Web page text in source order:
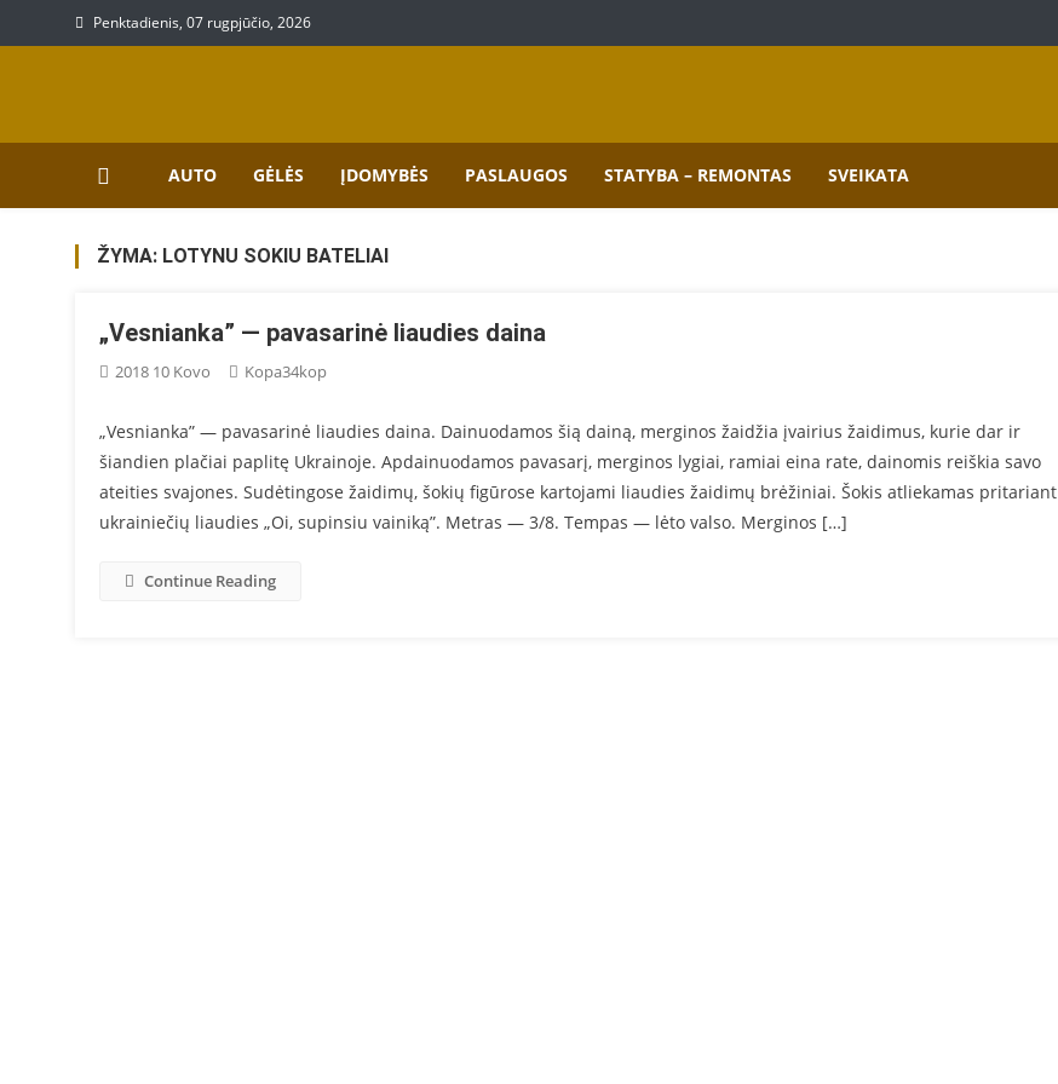
to
Penktadienis, 07 rugpjūčio, 2026
AUTO GĖLĖS ĮDOMYBĖS PASLAUGOS STATYBA – REMONTAS SVEIKATA
ŽYMA: LOTYNU SOKIU BATELIAI
„Vesnianka” — pavasarinė liaudies daina
2018 10 Kovo Kopa34kop
„Vesnianka” — pavasarinė liaudies daina. Dainuodamos šią dainą, merginos žaidžia įvairius žaidimus, kurie dar ir
šiandien plačiai paplitę Ukrainoje. Apdainuodamos pavasarį, merginos lygiai, ramiai eina rate, dainomis reiškia savo
ateities svajones. Sudėtingose žaidimų, šokių figūrose kartojami liaudies žaidimų brėžiniai. Šokis atliekamas pritariant
ukrainiečių liaudies „Oi, supinsiu vainiką”. Metras — 3/8. Tempas — lėto valso. Merginos […]
Continue Reading